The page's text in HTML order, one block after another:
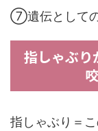
⑦遺伝として
指しゃぶり
指しゃぶり＝